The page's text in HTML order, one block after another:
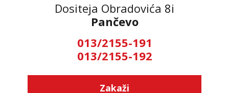
Dositeja Obradovića 8i
Pančevo
013/2155-191
013/2155-192
Zakaži